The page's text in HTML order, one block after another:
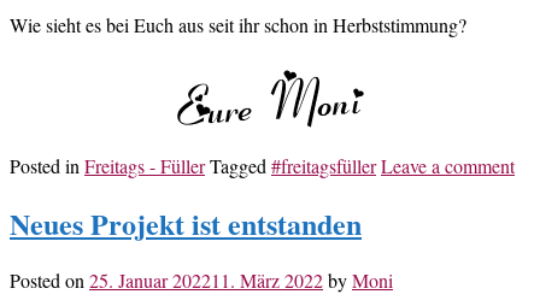
Wie sieht es bei Euch aus seit ihr schon in Herbststimmung?
Posted in Freitags - FüllerTagged #freitagsfüllerLeave a comment
Neues Projekt ist entstanden
Posted on25. Januar 202211. März 2022byMoni